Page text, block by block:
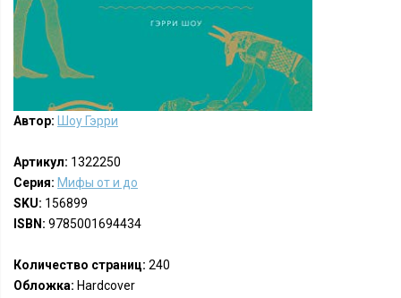
Автор: Шоу Гэрри
Артикул: 1322250
Серия: Мифы от и до
SKU: 156899
ISBN: 9785001694434
Количество страниц: 240
Обложка: Hardcover